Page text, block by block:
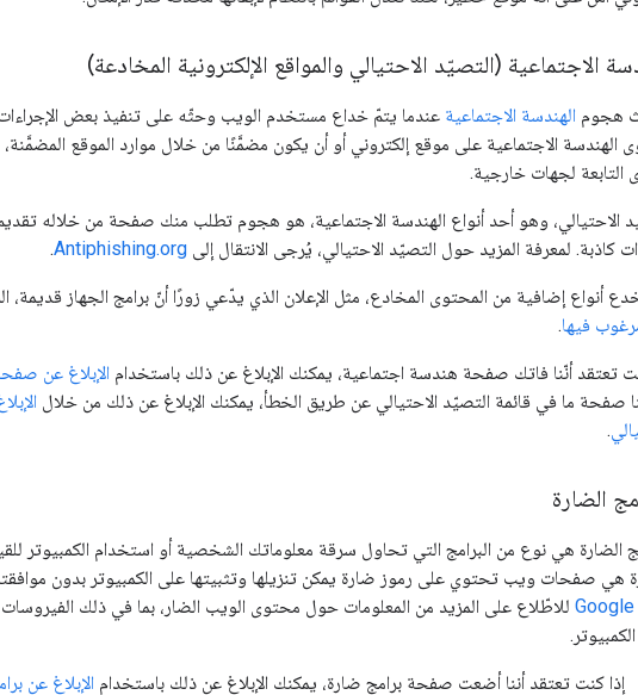
الاجتماعية (التصيّد الاحتيالي والمواقع الإلكترونية المخادعة)
هجوم الهندسة الاجتماعية عندما يتمّ خداع مستخدم الويب وحثّه على تنفيذ بعض
الهندسة الاجتماعية على موقع إلكتروني أو أن يكون مضمَّنًا من خلال موارد الموقع المضمَّنة،
التابعة لجهات خارجية.
الاحتيالي، وهو أحد أنواع الهندسة الاجتماعية، هو هجوم تطلب منك صفحة من خلاله
كاذبة. لمعرفة المزيد حول التصيّد الاحتيالي، يُرجى الانتقال إلى Antiphishing.org
.
أنواع إضافية من المحتوى المخادع، مثل الإعلان الذي يدّعي زورًا أنّ برامج الجهاز
فيها.
تعتقد أنّنا فاتك صفحة هندسة اجتماعية، يمكنك الإبلاغ عن ذلك باستخدام الإبلاغ عن
صفحة ما في قائمة التصيّد الاحتيالي عن طريق الخطأ، يمكنك الإبلاغ عن ذلك من خلال
.
الضارة
الضارة هي نوع من البرامج التي تحاول سرقة معلوماتك الشخصية أو استخدام الكمبيوتر
هي صفحات ويب تحتوي على رموز ضارة يمكن تنزيلها وتثبيتها على الكمبيوتر بدون
للاطّلاع على المزيد من المعلومات حول محتوى الويب الضار، بما في ذلك الفيروسات
إذا كنت تعتقد أننا أضعت صفحة برامج ضارة، يمكنك الإبلاغ عن ذلك باستخدام الإبلاغ عن